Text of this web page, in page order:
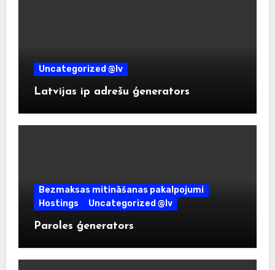
Uncategorized @lv
Latvijas ip adrešu ģenerators
Bezmaksas mitināšanas pakalpojumi
Hostings
Uncategorized @lv
Paroles ģenerators